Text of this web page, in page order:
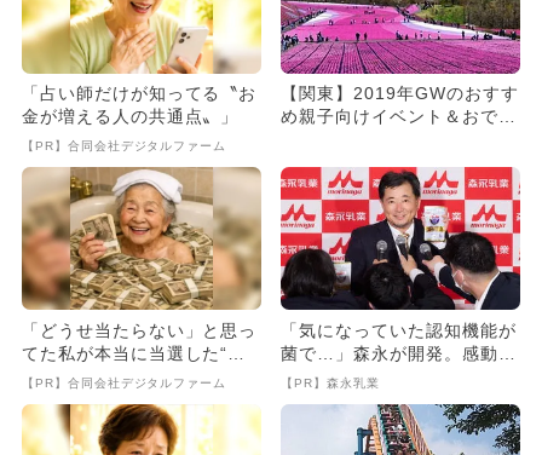
「占い師だけが知ってる〝お
金が増える人の共通点〟」
【PR】合同会社デジタルファーム
【関東】2019年GWのおすす
め親子向けイベント＆おでか
「どうせ当たらない」と思っ
てた私が本当に当選した“買
い方”がこれ
【PR】合同会社デジタルファーム
「気になっていた認知機能が
菌で…」森永が開発。感動の
70代続出
【PR】森永乳業